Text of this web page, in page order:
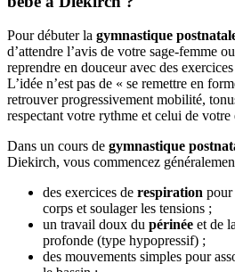
Pour débuter la gymnastique
d’attendre l’avis de votre sage-femme
reprendre en douceur avec des
L’idée n’est pas de « se remettre en
retrouver progressivement mobilité,
respectant votre rythme et celui de votre
Dans un cours de gymnastique
Diekirch, vous commencez
des exercices de respiration pour
corps et soulager les tensions ;
un travail doux du périnée et de
profonde (type hypopressif) ;
des mouvements simples pour